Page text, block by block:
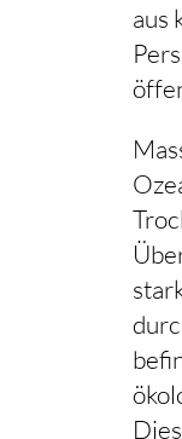
aus